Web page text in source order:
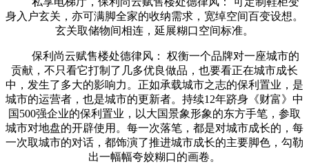
身入户玄关，亦可满脚全家的收纳需求，宽绰空间百变设想。
玄关取储物间相连，延展糊口空间标准。
保利尚云赋售楼处德律风： 权衡一个品牌对一座城市的
贡献，不只看它打制了几多优良做品，也要看正在城市成长
中，发生了多大的影响力。正如承载城市之志的保利置业，是
城市的运营者，也是城市的更新者。持续12年跻身《财富》中
国500强企业的保利置业，以大国景象形象的东方手笔，参取
城市对地盘的开辟使用。每一次落笔，都是对城市成长的，每
一次取城市的对话，都饰演了推进城市成长的主要脚色，勾勒
出一幅幅夸姣糊口的画卷。